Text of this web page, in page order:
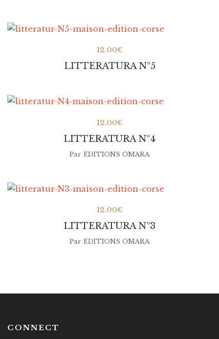
LITTERATURA Nº5
12.00€
LITTERATURA Nº4
12.00€
Par EDITIONS OMARA
LITTERATURA Nº3
12.00€
Par EDITIONS OMARA
CONNECT